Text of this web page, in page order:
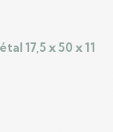
17,5 x 50 x 11